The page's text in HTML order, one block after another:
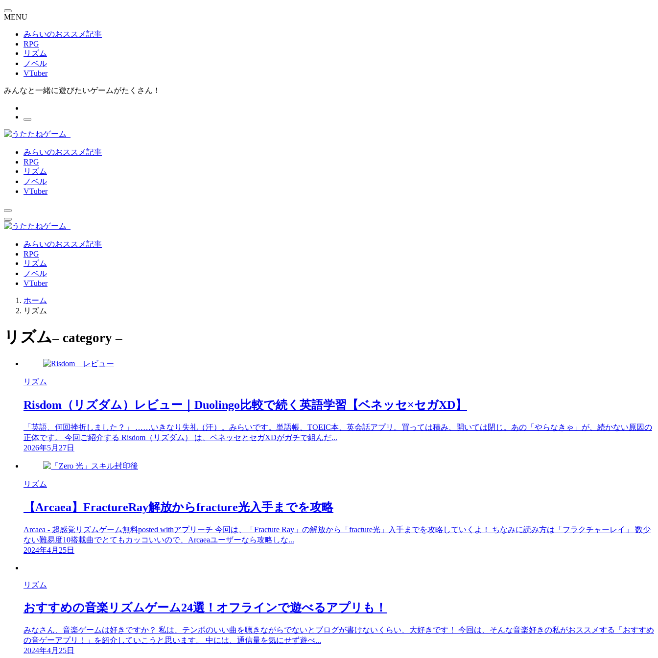
MENU
みらいのおススメ記事
RPG
リズム
ノベル
VTuber
みんなと一緒に遊びたいゲームがたくさん！
みらいのおススメ記事
RPG
リズム
ノベル
VTuber
みらいのおススメ記事
RPG
リズム
ノベル
VTuber
ホーム
リズム
リズム– category –
リズム
Risdom（リズダム）レビュー｜Duolingo比較で続く英語学習【ベネッセ×セガXD】
「英語、何回挫折しました？」 ……いきなり失礼（汗）。みらいです。単語帳、TOEIC本、英会話アプリ。買っては積み、開いては閉じ。あの「やらなきゃ」が、続かない原因の
正体です。 今回ご紹介する Risdom（リズダム） は、ベネッセとセガXDがガチで組んだ...
2026年5月27日
リズム
【Arcaea】FractureRay解放からfracture光入手までを攻略
Arcaea - 超感覚リズムゲーム無料posted withアプリーチ 今回は、「Fracture Ray」の解放から「fracture光」入手までを攻略していくよ！ ちなみに読み方は「フラクチャーレイ」 数少
ない難易度10搭載曲でとてもカッコいいので、Arcaeaユーザーなら攻略しな...
2024年4月25日
リズム
おすすめの音楽リズムゲーム24選！オフラインで遊べるアプリも！
みなさん、音楽ゲームは好きですか？ 私は、テンポのいい曲を聴きながらでないとブログが書けないくらい、大好きです！ 今回は、そんな音楽好きの私がおススメする「おすすめ
の音ゲーアプリ！」を紹介していこうと思います。 中には、通信量を気にせず遊べ...
2024年4月25日